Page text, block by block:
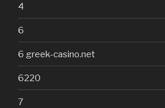
4
6
6 greek-casino.net
6220
7